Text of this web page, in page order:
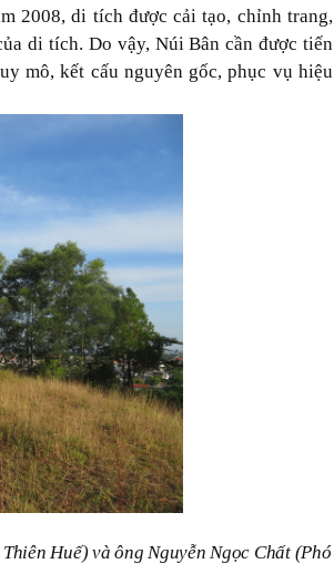
2008, di tích được cải tạo, chỉnh trang,
di tích. Do vậy, Núi Bân cần được tiến
mô, kết cấu nguyên gốc, phục vụ hiệu
Huế) và ông Nguyễn Ngọc Chất (Phó